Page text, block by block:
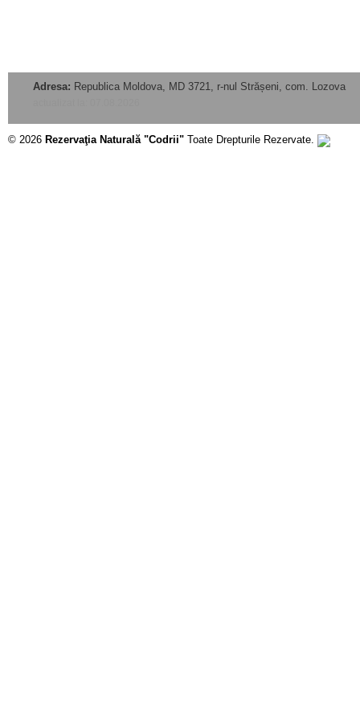
Adresa: Republica Moldova, MD 3721, r-nul Strășeni, com. Lozova
© 2026 Rezervaţia Naturală "Codrii" Toate Drepturile Rezervate.